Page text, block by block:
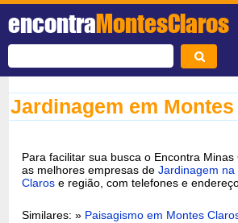
encontraMontesClaros
Jardinagem em
Para facilitar sua busca o Encontra Minas
as melhores empresas deJardinagem
Claros e região, com telefones e
Similares: » Paisagismo em Montes